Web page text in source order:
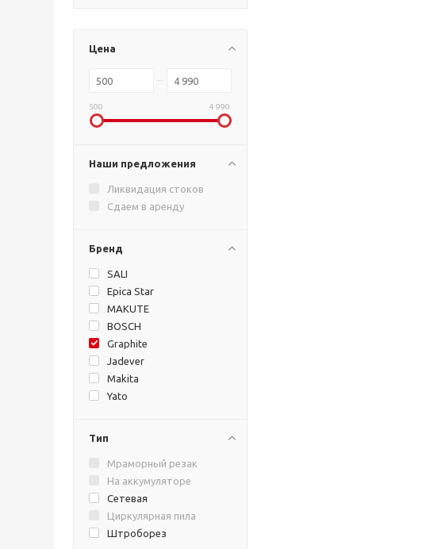
Цена
500 4 990
Наши предложения
Ликвидация стоков
Сдаем в аренду
Бренд
SALI
Epica Star
MAKUTE
BOSCH
Graphite
Jadever
Makita
Yato
Тип
Мраморный резак
На аккумуляторе
Сетевая
Циркулярная пила
Штроборез